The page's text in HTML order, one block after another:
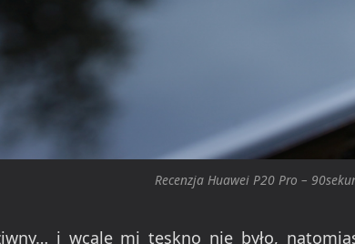
Recenzja Huawei P20 Pro –
i wcale mi tęskno nie było,